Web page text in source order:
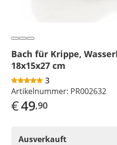
Bach für Krippe,
18x15x27 cm
3
Artikelnummer: PR002632
€49,90
Ausverkauft